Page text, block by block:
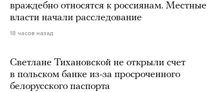
враждебно относятся к россиянам. Местные
власти начали расследование
18 часов назад
Светлане Тихановской не открыли счет
в польском банке из-за просроченного
белорусского паспорта